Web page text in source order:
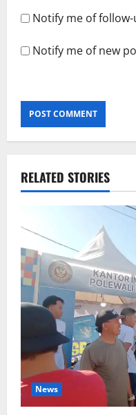
Notify me of
Notify me of new
RELATED STORIES
News